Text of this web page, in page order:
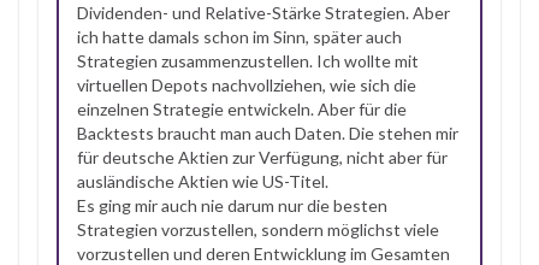
Dividenden- und Relative-Stärke Strategien. Aber
ich hatte damals schon im Sinn, später auch
Strategien zusammenzustellen. Ich wollte mit
virtuellen Depots nachvollziehen, wie sich die
einzelnen Strategie entwickeln. Aber für die
Backtests braucht man auch Daten. Die stehen mir
für deutsche Aktien zur Verfügung, nicht aber für
ausländische Aktien wie US-Titel.
Es ging mir auch nie darum nur die besten
Strategien vorzustellen, sondern möglichst viele
vorzustellen und deren Entwicklung im Gesamten